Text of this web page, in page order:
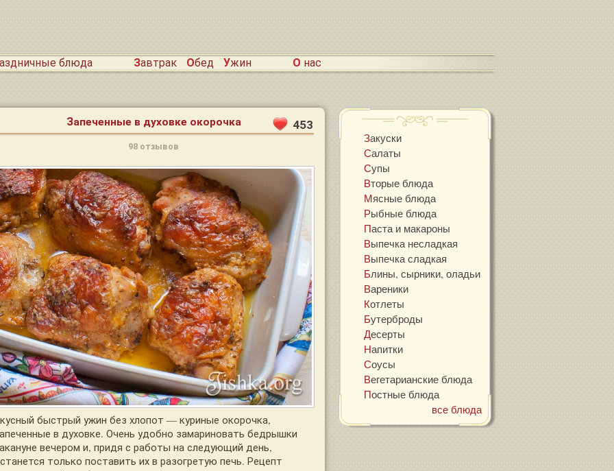
Завтрак Обед Ужин О нас
блюда
Запеченные в духовке окорочка 453
98 отзывов
быстрый ужин без хлопот — куриные окорочка,
в духовке. Очень удобно замариновать бедрышки
вечером и, придя с работы на следующий день,
только поставить их в разогретую печь. Рецепт
Закуски
Салаты
Супы
Вторые блюда
Мясные блюда
Рыбные блюда
Паста и макароны
Выпечка несладкая
Выпечка сладкая
Блины, сырники, оладьи
Вареники
Котлеты
Бутерброды
Десерты
Напитки
Соусы
Вегетарианские блюда
Постные блюда
все блюда